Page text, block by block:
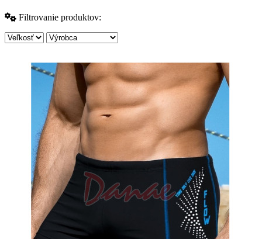
Filtrovanie produktov: